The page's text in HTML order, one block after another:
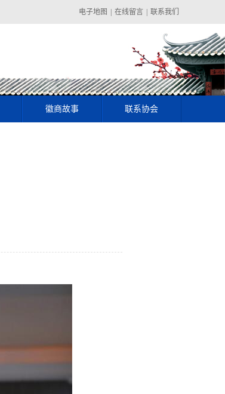
电子地图 在线留言 联系我们
徽商故事 联系协会